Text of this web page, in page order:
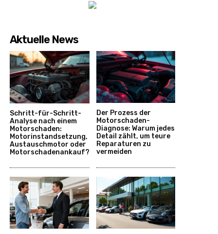
Aktuelle News
Schritt-für-Schritt-
Analyse nach einem
Motorschaden:
Motorinstandsetzung,
Austauschmotor oder
Motorschadenankauf?
Der Prozess der
Motorschaden-
Diagnose: Warum jedes
Detail zählt, um teure
Reparaturen zu
vermeiden